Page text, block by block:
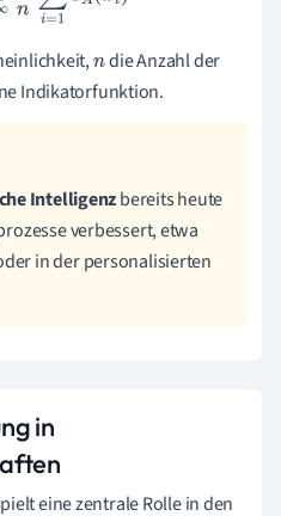
ndie Anzahl der
Indikatorfunktion.
Intelligenzbereits heute
verbessert, etwa
in der personalisierten
in
eine zentrale Rolle in den